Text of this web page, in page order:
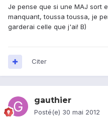
Je pense que si une MAJ sort
manquant, toussa toussa, je
garderai celle que j'ai! B)
Citer
gauthier
Posté(e) 30 mai 2012